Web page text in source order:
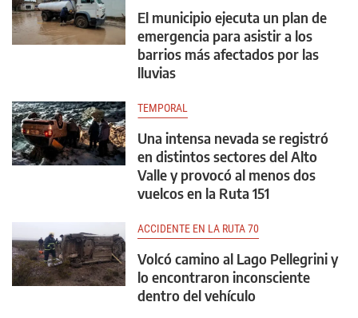
El municipio ejecuta un plan de
emergencia para asistir a los
barrios más afectados por las
lluvias
TEMPORAL
Una intensa nevada se registró
en distintos sectores del Alto
Valle y provocó al menos dos
vuelcos en la Ruta 151
ACCIDENTE EN LA RUTA 70
Volcó camino al Lago Pellegrini y
lo encontraron inconsciente
dentro del vehículo